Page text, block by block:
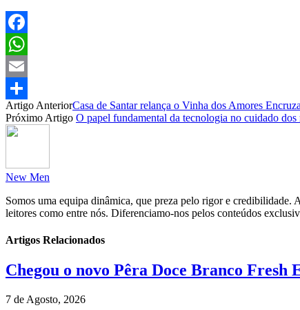
Facebook
WhatsApp
Email
Partilhar
Artigo AnteriorCasa de Santar relança o Vinha dos Amores
Próximo Artigo O papel fundamental da tecnologia no cuidado dos
New Men
Somos uma equipa dinâmica, que preza pelo rigor e credibilidade.
leitores como entre nós. Diferenciamo-nos pelos conteúdos
Artigos Relacionados
Chegou o novo Pêra Doce Branco
7 de Agosto, 2026